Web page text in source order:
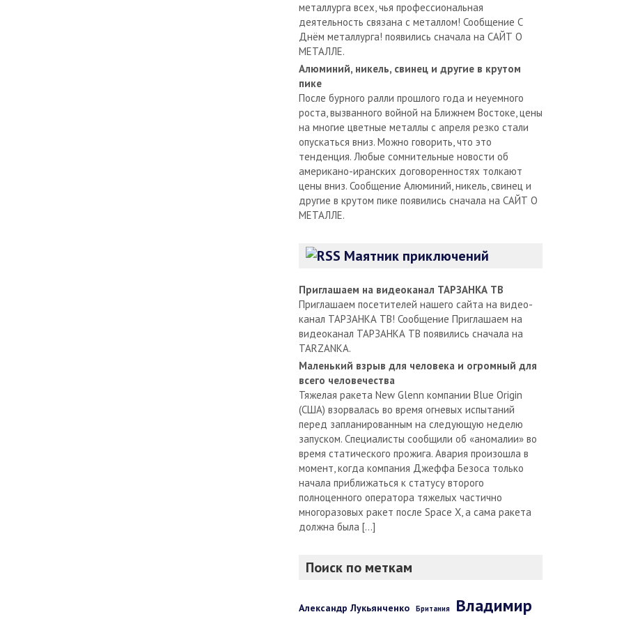
металлурга всех, чья профессиональная
деятельность связана с металлом! Сообщение С
Днём металлурга! появились сначала на САЙТ О
МЕТАЛЛЕ.
Алюминий, никель, свинец и другие в крутом
пике
После бурного ралли прошлого года и неуемного
роста, вызванного войной на Ближнем Востоке, цены
на многие цветные металлы с апреля резко стали
опускаться вниз. Можно говорить, что это
тенденция. Любые сомнительные новости об
американо-иранских договоренностях толкают
цены вниз. Сообщение Алюминий, никель, свинец и
другие в крутом пике появились сначала на САЙТ О
МЕТАЛЛЕ.
Маятник приключений
Приглашаем на видеоканал ТАРЗАНКА ТВ
Приглашаем посетителей нашего сайта на видео-
канал ТАРЗАНКА ТВ! Сообщение Приглашаем на
видеоканал ТАРЗАНКА ТВ появились сначала на
TARZANKA.
Маленький взрыв для человека и огромный для
всего человечества
Тяжелая ракета New Glenn компании Blue Origin
(США) взорвалась во время огневых испытаний
перед запланированным на следующую неделю
запуском. Специалисты сообщили об «аномалии» во
время статического прожига. Авария произошла в
момент, когда компания Джеффа Безоса только
начала приближаться к статусу второго
полноценного оператора тяжелых частично
многоразовых ракет после Space X, а сама ракета
должна была […]
Поиск по меткам
Александр Лукьянченко Британия Владимир